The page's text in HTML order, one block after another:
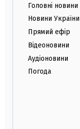
Головні новини
Новини України
Прямий ефір
Відеоновини
Аудіоновини
Погода